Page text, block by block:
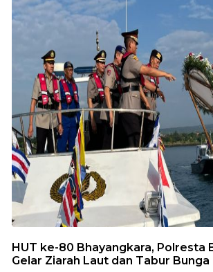
HUT ke-80 Bhayangkara, Polresta
Gelar Ziarah Laut dan Tabur